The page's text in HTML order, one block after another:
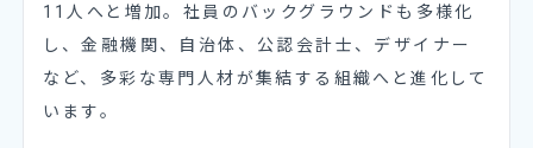
11人へと増加。社員のバックグラウンドも多様化
し、金融機関、自治体、公認会計士、デザイナー
など、多彩な専門人材が集結する組織へと進化して
います。